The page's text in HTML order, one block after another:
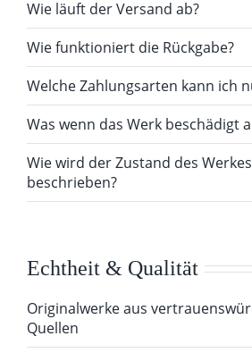
Wie läuft der Versand ab?
Wie funktioniert die Rückgabe?
Welche Zahlungsarten kann ich
Was wenn das Werk beschädigt
Wie wird der Zustand des Werkes
beschrieben?
Echtheit & Qualität
Originalwerke aus
Quellen